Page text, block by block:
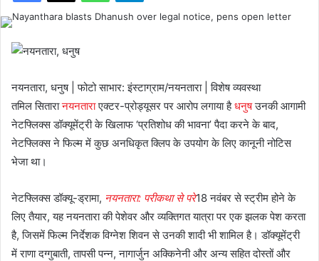
नयनतारा, धनुष | फोटो साभार: इंस्टाग्राम/नयनतारा | विशेष व्यवस्था
तमिल सितारानयनताराएक्टर-प्रोड्यूसर पर आरोप लगाया हैधनुषउनकी आगामी
नेटफ्लिक्स डॉक्यूमेंट्री के खिलाफ ‘प्रतिशोध की भावना’ पैदा करने के बाद,
नेटफ्लिक्स ने फिल्म में कुछ अनधिकृत क्लिप के उपयोग के लिए कानूनी नोटिस
भेजा था।
नेटफ्लिक्स डॉक्यू-ड्रामा, नयनतारा: परीकथा से परे18 नवंबर से स्ट्रीम होने के
लिए तैयार, यह नयनतारा की पेशेवर और व्यक्तिगत यात्रा पर एक झलक पेश करता
है, जिसमें फिल्म निर्देशक विग्नेश शिवन से उनकी शादी भी शामिल है। डॉक्यूमेंट्री
में राणा दग्गुबाती, तापसी पन्न, नागार्जुन अक्किनेनी और अन्य सहित दोस्तों और